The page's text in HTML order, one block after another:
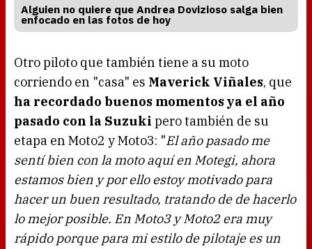
Alguien no quiere que Andrea Dovizioso salga bien
enfocado en las fotos de hoy
Otro piloto que también tiene a su moto
corriendo en "casa" es Maverick Viñales, que
ha recordado buenos momentos ya el año
pasado con la Suzuki pero también de su
etapa en Moto2 y Moto3: "El año pasado me
sentí bien con la moto aquí en Motegi, ahora
estamos bien y por ello estoy motivado para
hacer un buen resultado, tratando de de hacerlo
lo mejor posible. En Moto3 y Moto2 era muy
rápido porque para mi estilo de pilotaje es un